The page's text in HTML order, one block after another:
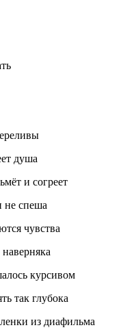
душа
и согреет
не спеша
чувства
курсивом
так глубока
из диафильма